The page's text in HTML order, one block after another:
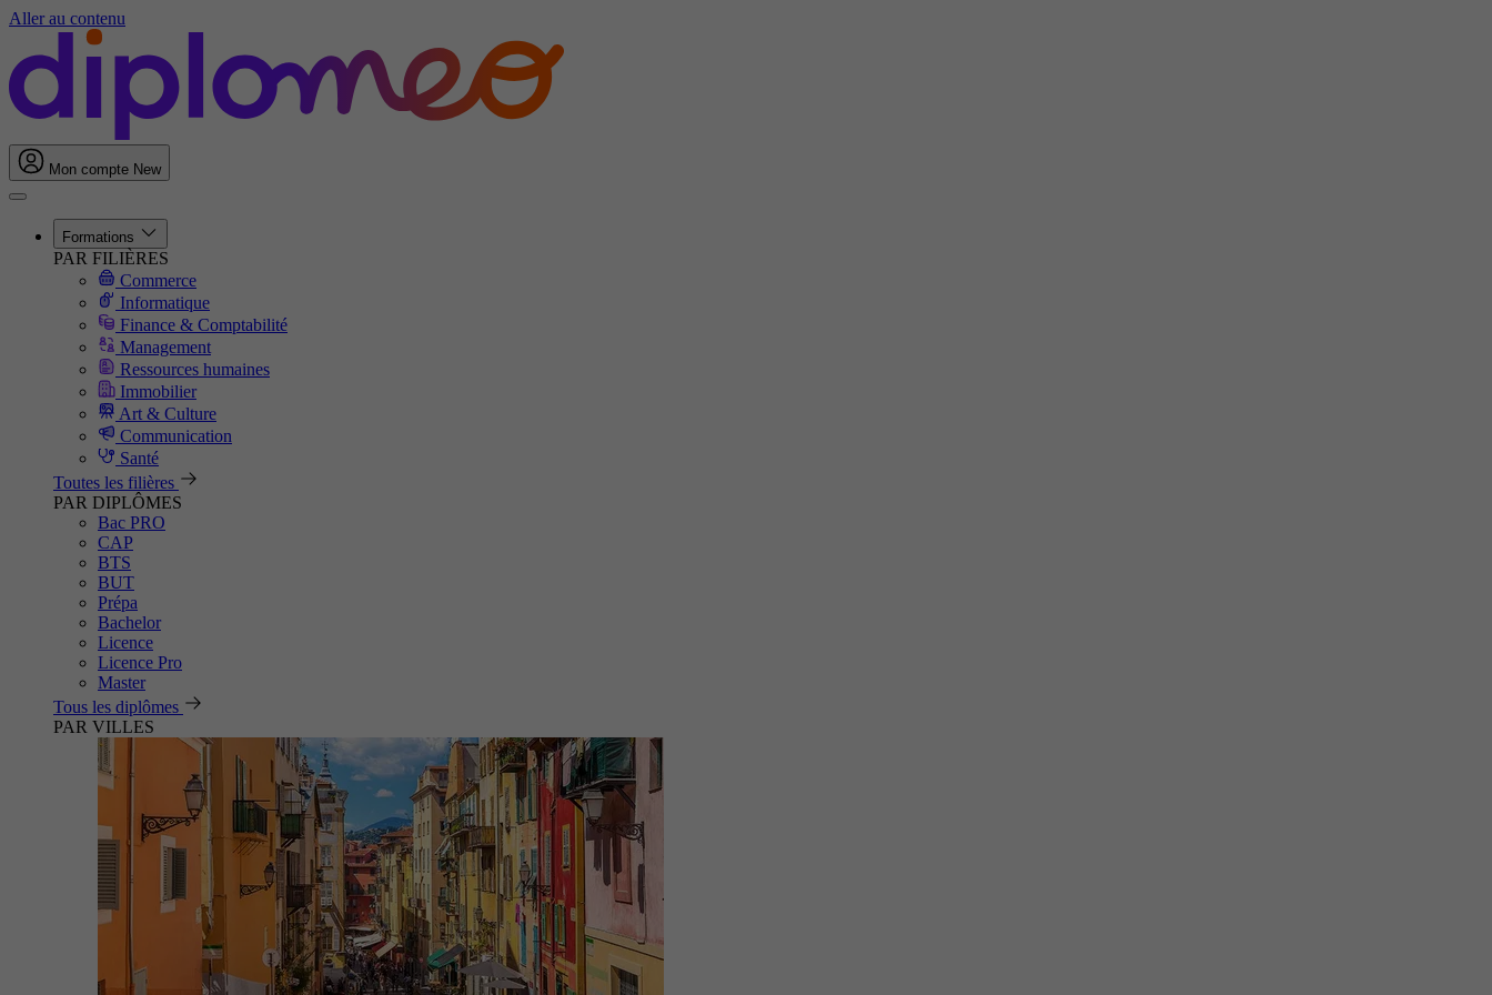
Aller au contenu
Mon compte New
Formations
PAR FILIÈRES
Commerce
Informatique
Finance & Comptabilité
Management
Ressources humaines
Immobilier
Art & Culture
Communication
Santé
Toutes les filières
PAR DIPLÔMES
Bac PRO
CAP
BTS
BUT
Prépa
Bachelor
Licence
Licence Pro
Master
Tous les diplômes
PAR VILLES